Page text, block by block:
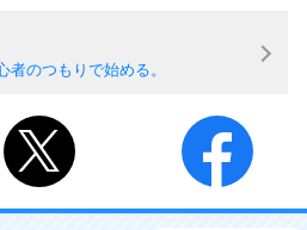
のつもりで始める。